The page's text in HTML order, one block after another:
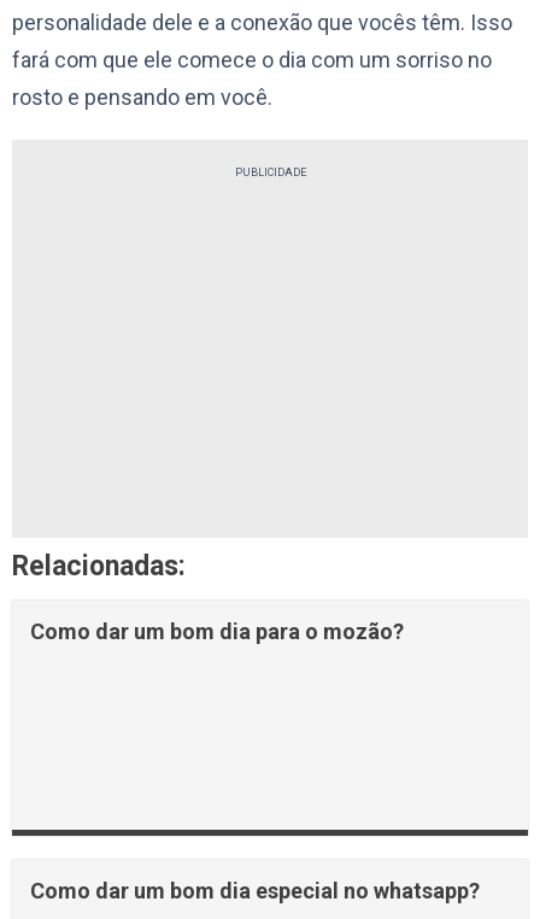
personalidade dele e a conexão que vocês têm. Isso
fará com que ele comece o dia com um sorriso no
rosto e pensando em você.
PUBLICIDADE
Relacionadas:
Como dar um bom dia para o mozão?
Como dar um bom dia especial no whatsapp?